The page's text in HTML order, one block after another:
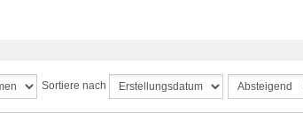
Sortiere nach